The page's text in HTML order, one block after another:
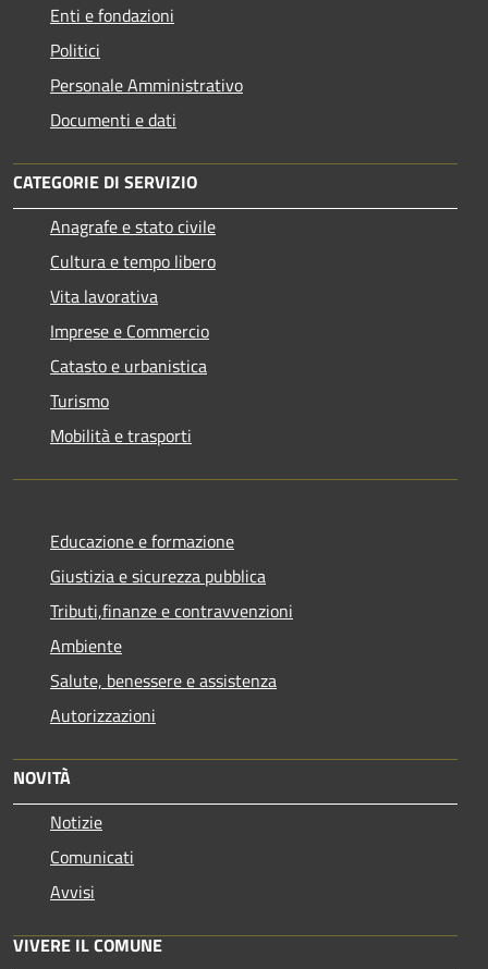
Enti e fondazioni
Politici
Personale Amministrativo
Documenti e dati
CATEGORIE DI SERVIZIO
Anagrafe e stato civile
Cultura e tempo libero
Vita lavorativa
Imprese e Commercio
Catasto e urbanistica
Turismo
Mobilità e trasporti
Educazione e formazione
Giustizia e sicurezza pubblica
Tributi,finanze e contravvenzioni
Ambiente
Salute, benessere e assistenza
Autorizzazioni
NOVITÀ
Notizie
Comunicati
Avvisi
VIVERE IL COMUNE